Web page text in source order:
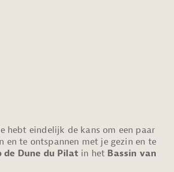
hebt eindelijk de kans om een paar
en te ontspannen met je gezin en te
de Dune du Pilat in het Bassin van